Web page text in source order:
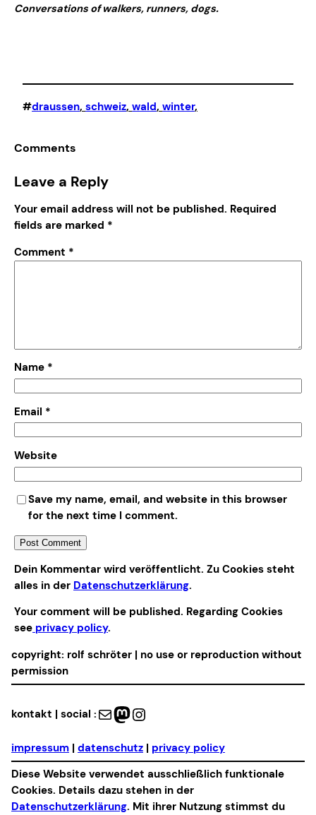
Conversations of walkers, runners, dogs.
#draussen, schweiz, wald, winter,
Comments
Leave a Reply
Your email address will not be published. Required
fields are marked *
Comment *
Name *
Email *
Website
Save my name, email, and website in this browser
for the next time I comment.
Alternative:
Dein Kommentar wird veröffentlicht. Zu Cookies steht
alles in der Datenschutzerklärung.
Your comment will be published. Regarding Cookies
see privacy policy.
copyright: rolf schröter | no use or reproduction without
permission
kontakt | social : Mail Mastodon Instagram
impressum | datenschutz | privacy policy
Diese Website verwendet ausschließlich funktionale
Cookies. Details dazu stehen in der
Datenschutzerklärung. Mit ihrer Nutzung stimmst du